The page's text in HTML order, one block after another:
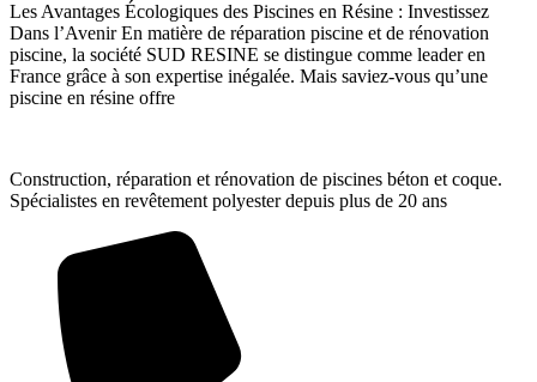
Les Avantages Écologiques des Piscines en Résine : Investissez
Dans l’Avenir En matière de réparation piscine et de rénovation
piscine, la société SUD RESINE se distingue comme leader en
France grâce à son expertise inégalée. Mais saviez-vous qu’une
piscine en résine offre
Construction, réparation et rénovation de piscines béton et coque.
Spécialistes en revêtement polyester depuis plus de 20 ans